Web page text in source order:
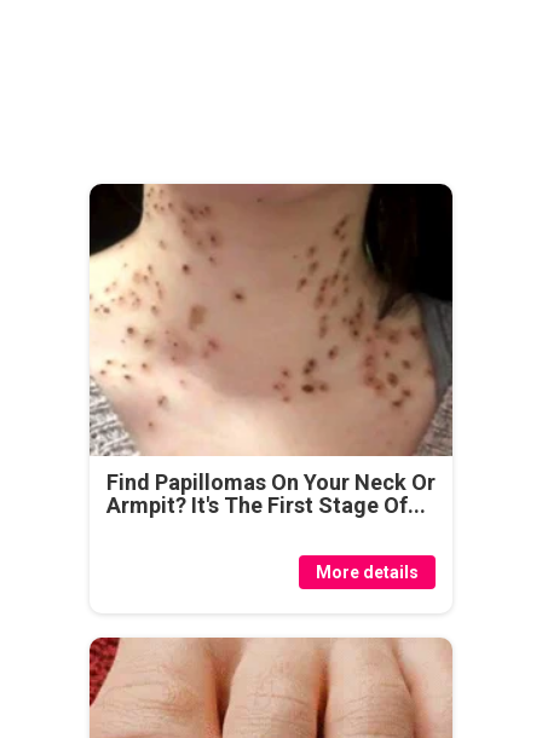
Find Papillomas On Your Neck Or
Armpit? It's The First Stage Of...
More details